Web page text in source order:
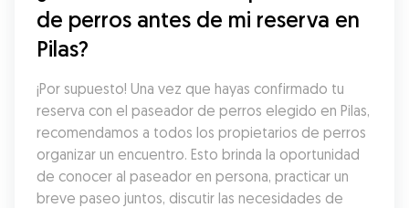
de perros antes de mi reserva en
Pilas?
¡Por supuesto! Una vez que hayas confirmado tu
reserva con el paseador de perros elegido en Pilas,
recomendamos a todos los propietarios de perros
organizar un encuentro. Esto brinda la oportunidad
de conocer al paseador en persona, practicar un
breve paseo juntos, discutir las necesidades de